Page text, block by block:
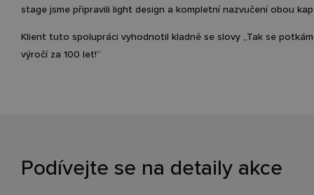
stage jsme připravili light design a kompletní nazvučení obou
Klient tuto spolupráci vyhodnotil kladně se slovy „Tak se
výročí za 100 let!“
Podívejte se na detaily akce